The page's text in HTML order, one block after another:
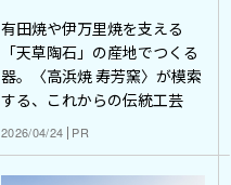
有田焼や伊万里焼を支える
「天草陶石」の産地でつくる
器。〈高浜焼 寿芳窯〉が模索
する、これからの伝統工芸
2026/04/24 PR